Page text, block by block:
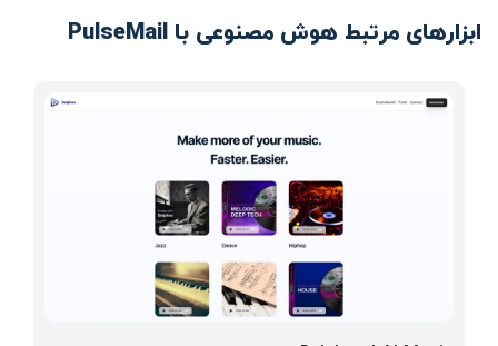
ابزارهای مرتبط هوش مصنوعی با PulseMail